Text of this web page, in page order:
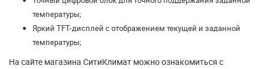
температуры;
Яркий TFT-дисплей с отображением текущей и заданной
температуры;
На сайте магазина СитиКлимат можно ознакомиться с